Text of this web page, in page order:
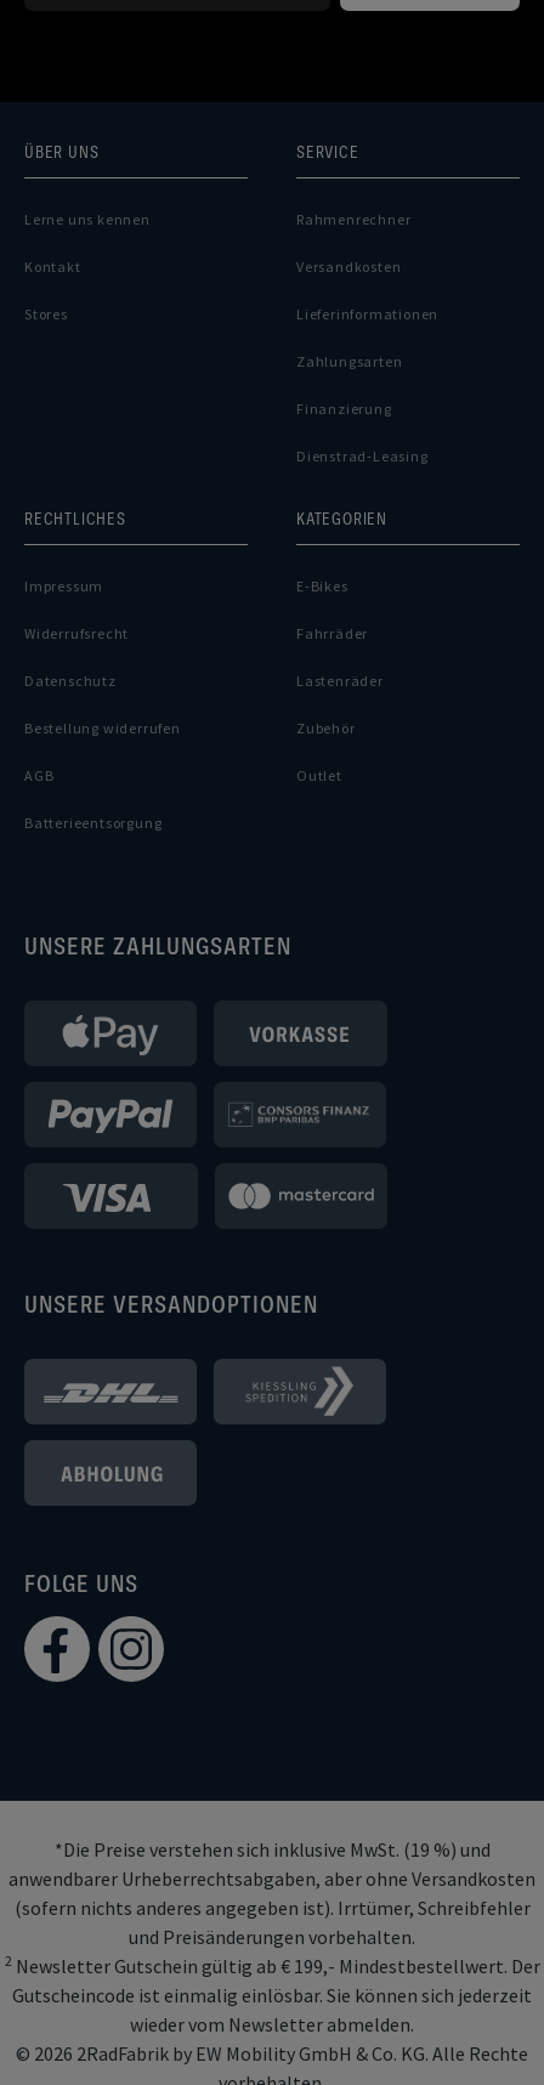
ÜBER UNS
Lerne uns kennen
Kontakt
Stores
SERVICE
Rahmenrechner
Versandkosten
Lieferinformationen
Zahlungsarten
Finanzierung
Dienstrad-Leasing
RECHTLICHES
Impressum
Widerrufsrecht
Datenschutz
Bestellung widerrufen
AGB
Batterieentsorgung
KATEGORIEN
E-Bikes
Fahrräder
Lastenräder
Zubehör
Outlet
UNSERE ZAHLUNGSARTEN
UNSERE VERSANDOPTIONEN
FOLGE UNS
*Die Preise verstehen sich inklusive MwSt. (19 %) und
anwendbarer Urheberrechtsabgaben, aber ohne Versandkosten
(sofern nichts anderes angegeben ist). Irrtümer, Schreibfehler
und Preisänderungen vorbehalten.
2Newsletter Gutschein gültig ab € 199,- Mindestbestellwert. Der
Gutscheincode ist einmalig einlösbar. Sie können sich jederzeit
wieder vom Newsletter abmelden.
© 2026 2RadFabrik by EW Mobility GmbH & Co. KG. Alle Rechte